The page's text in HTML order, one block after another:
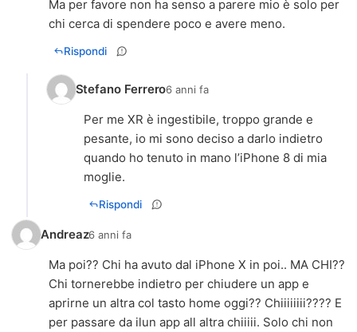
Ma per favore non ha senso a parere mio è solo per
chi cerca di spendere poco e avere meno.
Rispondi
Stefano Ferrero6 anni fa
Per me XR è ingestibile, troppo grande e
pesante, io mi sono deciso a darlo indietro
quando ho tenuto in mano l’iPhone 8 di mia
moglie.
Rispondi
Andreaz6 anni fa
Ma poi?? Chi ha avuto dal iPhone X in poi.. MA CHI??
Chi tornerebbe indietro per chiudere un app e
aprirne un altra col tasto home oggi?? Chiiiiiiii???? E
per passare da ilun app all altra chiiiii. Solo chi non